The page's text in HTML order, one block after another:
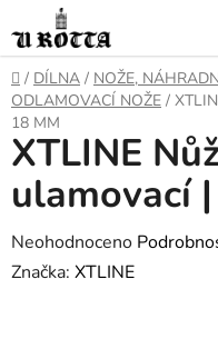
na
obsah
DOMŮ
/ DÍLNA / NOŽE,
ODLAMOVACÍ NOŽE /
18 MM
XTLINE
ulamovací
Průměrné
hodnocení
Neohodnoceno
Značka: XTLINE